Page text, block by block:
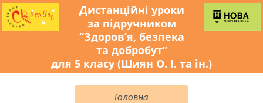
Дистанційні уроки
за підручником
“Здоров’я, безпека
та добробут”
для 5 класу (Шиян О. І. та ін.)
Головна